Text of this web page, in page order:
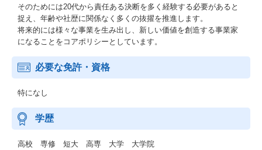
そのためには20代から責任ある決断を多く経験する必要があると
捉え、年齢や社歴に関係なく多くの抜擢を推進します。
将来的には様々な事業を生み出し、新しい価値を創造する事業家
になることをコアポリシーとしています。
必要な免許・資格
特になし
学歴
高校 専修 短大 高専 大学 大学院